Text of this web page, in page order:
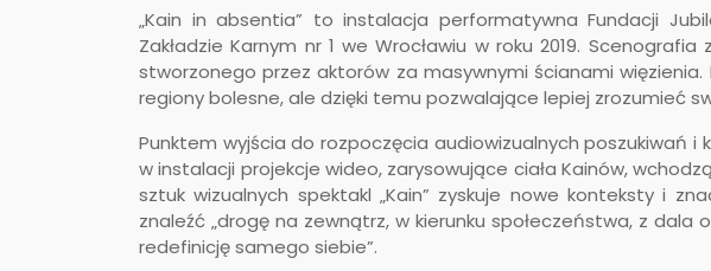
„Kain in absentia” to instalacja performatywna Fundacji
Zakładzie Karnym nr 1 we Wrocławiu w roku 2019.
stworzonego przez aktorów za masywnymi ścianami
regiony bolesne, ale dzięki temu pozwalające lepiej zrozumieć
Punktem wyjścia do rozpoczęcia audiowizualnych poszukiwań
w instalacji projekcje wideo, zarysowujące ciała Kainów,
sztuk wizualnych spektakl „Kain” zyskuje nowe konteksty i
znaleźć „drogę na zewnątrz, w kierunku społeczeństwa, z
redefinicję samego siebie”.